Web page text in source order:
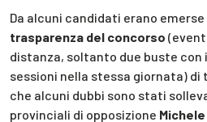
Da alcuni candidati erano
trasparenza del concorso
distanza, soltanto due buste con
sessioni nella stessa giornata)
che alcuni dubbi sono stati
provinciali di opposizione